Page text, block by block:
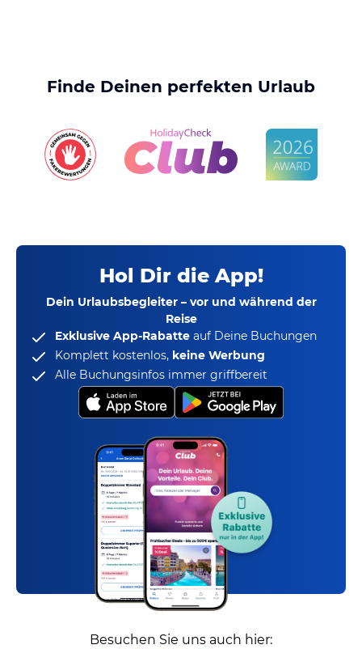
Finde Deinen perfekten Urlaub
Hol Dir die App!
Dein Urlaubsbegleiter – vor und während der
Reise
Exklusive App-Rabatte auf Deine Buchungen
Komplett kostenlos, keine Werbung
Alle Buchungsinfos immer griffbereit
Besuchen Sie uns auch hier: